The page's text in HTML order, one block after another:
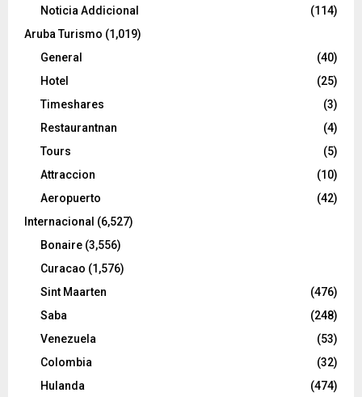
Noticia Addicional
(114)
Aruba Turismo (1,019)
General
(40)
Hotel
(25)
Timeshares
(3)
Restaurantnan
(4)
Tours
(5)
Attraccion
(10)
Aeropuerto
(42)
Internacional (6,527)
Bonaire (3,556)
Curacao (1,576)
Sint Maarten
(476)
Saba
(248)
Venezuela
(53)
Colombia
(32)
Hulanda
(474)